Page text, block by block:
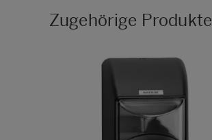
Zugehörige Produkte